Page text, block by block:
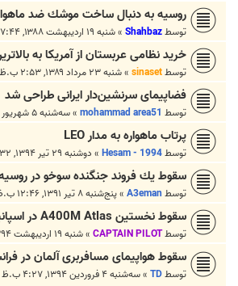
روسيه به دنبال ساخت موشك ضد
توسطShahbaz
»شنبه ۱۹ اردیبهشت ۱۳۸۸, ۷:۴۴ ب.ظ
خرید نظامی عربستان از آمریکا به
توسطsinaset
»شنبه ۲۳ مرداد ۱۳۸۹, ۲:۵۳ ب.ظ
فضاپیمای سرنشین‌دار ایرانی طراحی شد
توسط mohammad area51
»سه‌شنبه ۵ شهریور ۱۳۹۲, ۳:۰۱ ب.ظ
پرتاب ماهواره به مدار LEO
توسطHesam - 1994
» دوشنبه ۲۹ تیر ۱۳۹۴, ۱۱:۳۲ ب.ظ
سقوط یك فروند جنگنده سوخو در
توسط A3eman
»پنج‌شنبه ۸ تیر ۱۳۹۱, ۱۲:۴۶ ب.ظ
سقوط نخستین A400M Atlas در اسپانیا
توسطCAPTAIN PILOT
»شنبه ۱۹ اردیبهشت ۱۳۹۴, ۶:۴۱ ب.ظ
سقوط هواپیمای مسافربری آلمان در
توسطTD
»سه‌شنبه ۴ فروردین ۱۳۹۴, ۴:۲۷ ب.ظ